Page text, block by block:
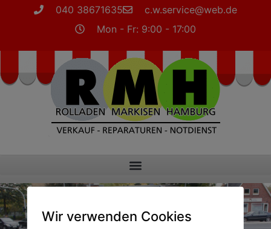
040 38671635
c.w.service@web.de
Mon - Fr: 9:00 - 17:00
Wir verwenden Cookies